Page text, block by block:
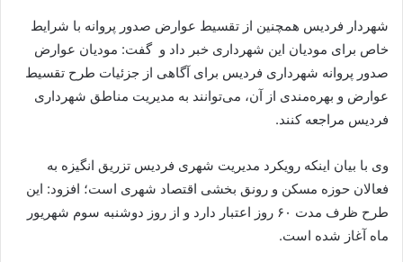
شهردار فردیس همچنین از تقسیط عوارض صدور پروانه با شرایط
خاص برای مودیان این شهرداری خبر داد و گفت: مودیان عوارض
صدور پروانه شهرداری فردیس برای آگاهی از جزئیات طرح تقسیط
عوارض و بهره‌مندی از آن، می‌توانند به مدیریت مناطق شهرداری
فردیس مراجعه کنند.‌
وی با بیان اینکه رویکرد مدیریت شهری فردیس تزریق انگیزه به
فعالان حوزه مسکن و رونق ‌بخشی اقتصاد شهری است؛ افزود: این
طرح ظرف مدت ۶۰ روز اعتبار دارد و از روز دوشنبه سوم شهریور
ماه آغاز شده است.